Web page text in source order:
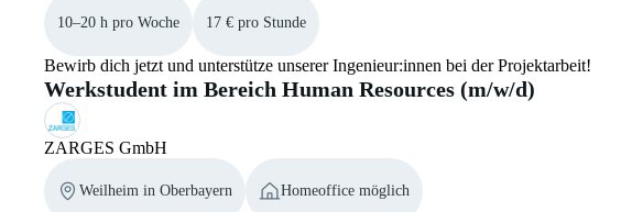
10–20 h pro Woche 17 € pro Stunde
Bewirb dich jetzt und unterstütze unserer Ingenieur:innen bei der Projektarbeit!
Werkstudent im Bereich Human Resources (m/w/d)
ZARGES GmbH
Weilheim in Oberbayern Homeoffice möglich